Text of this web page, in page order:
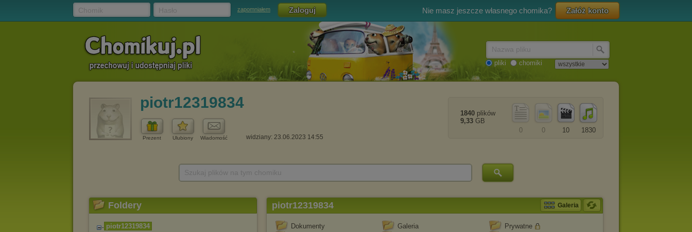
zapomniałem Nie masz jeszcze własnego chomika? Załóż konto
pliki chomiki
piotr12319834
Prezent Ulubiony Wiadomość widziany: 23.06.2023 14:55
1830
10
0
0
1840 plików
9,33 GB
Foldery
piotr12319834
piotr12319834 Galeria
Dokumenty Galeria
Prywatne